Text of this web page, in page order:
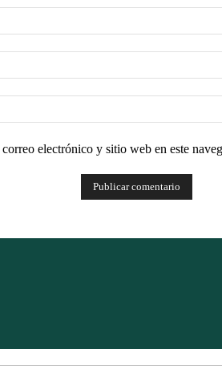
electrónico y sitio web en este